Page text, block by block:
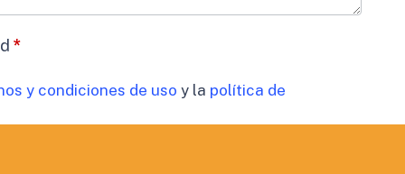
*
y condiciones de uso y la política de